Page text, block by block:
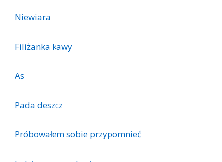
Niewiara
Filiżanka kawy
As
Pada deszcz
Próbowałem sobie przypomnieć